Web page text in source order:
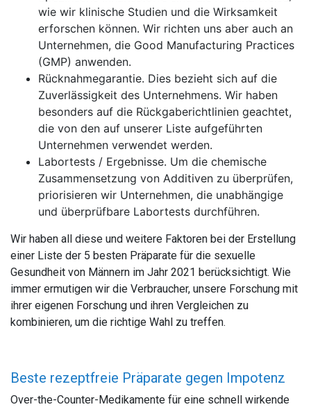
wie wir klinische Studien und die Wirksamkeit
erforschen können. Wir richten uns aber auch an
Unternehmen, die Good Manufacturing Practices
(GMP) anwenden.
Rücknahmegarantie. Dies bezieht sich auf die
Zuverlässigkeit des Unternehmens. Wir haben
besonders auf die Rückgaberichtlinien geachtet,
die von den auf unserer Liste aufgeführten
Unternehmen verwendet werden.
Labortests / Ergebnisse. Um die chemische
Zusammensetzung von Additiven zu überprüfen,
priorisieren wir Unternehmen, die unabhängige
und überprüfbare Labortests durchführen.
Wir haben all diese und weitere Faktoren bei der Erstellung
einer Liste der 5 besten Präparate für die sexuelle
Gesundheit von Männern im Jahr 2021 berücksichtigt. Wie
immer ermutigen wir die Verbraucher, unsere Forschung mit
ihrer eigenen Forschung und ihren Vergleichen zu
kombinieren, um die richtige Wahl zu treffen.
Beste rezeptfreie Präparate gegen Impotenz
Over-the-Counter-Medikamente für eine schnell wirkende